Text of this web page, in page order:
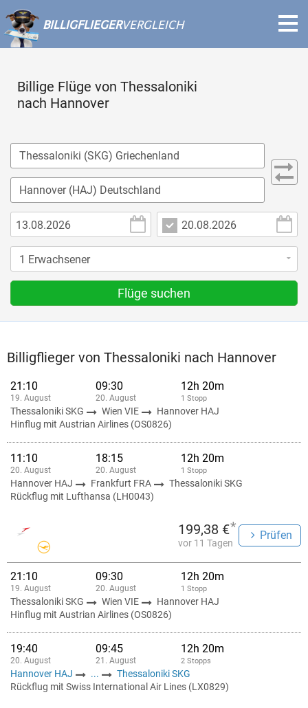
BILLIGFLIEGERVERGLEICH
Billige Flüge von Thessaloniki
nach Hannover
Flüge suchen
Billigflieger von Thessaloniki nach Hannover
21:10
19. August
09:30
20. August
12h 20m
1 Stopp
Thessaloniki SKG Wien VIE
Hannover HAJ
Hinflug mit Austrian Airlines (OS0826)
11:10
20. August
18:15
20. August
12h 20m
1 Stopp
Hannover HAJ Frankfurt FRA
Thessaloniki SKG
Rückflug mit Lufthansa (LH0043)
199,38 €*
vor 11 Tagen
Prüfen
21:10
19. August
09:30
20. August
12h 20m
1 Stopp
Thessaloniki SKG Wien VIE
Hannover HAJ
Hinflug mit Austrian Airlines (OS0826)
19:40
20. August
09:45
21. August
12h 20m
2 Stopps
Hannover HAJ ...
Thessaloniki SKG
Rückflug mit Swiss International Air Lines (LX0829)